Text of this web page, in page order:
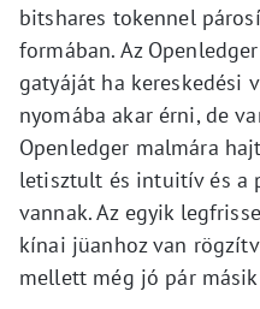
bitshares tokennel
formában. Az
gatyáját ha kereskedési
nyomába akar érni, de
Openledger malmára
letisztult és intuitív és a
vannak. Az egyik
kínai jüanhoz van
mellett még jó pár